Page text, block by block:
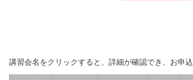
講習会名をクリックすると、詳細が確認でき、お申込